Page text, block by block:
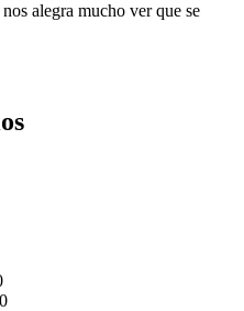
alegra mucho ver que se